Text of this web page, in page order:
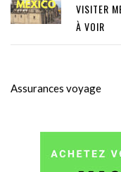
VISITER
À VOIR
Assurances voyage